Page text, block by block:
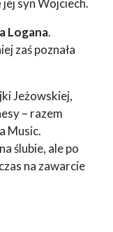
Logana.
zaś poznała
Jeżowskiej,
– razem
Music.
ślubie, ale po
na zawarcie